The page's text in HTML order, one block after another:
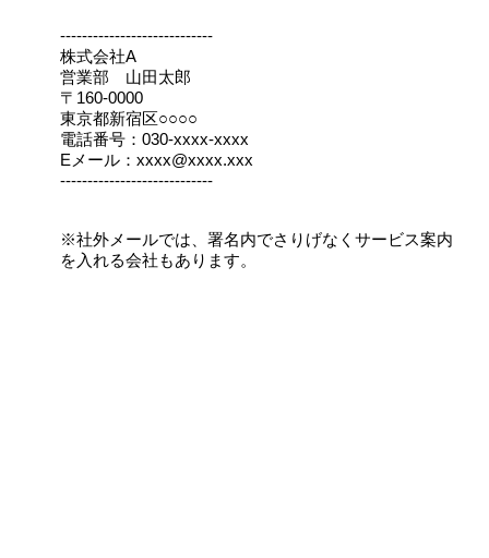
----------------------------
株式会社A
営業部 山田太郎
〒160-0000
東京都新宿区○○○○
電話番号：030-xxxx-xxxx
Eメール：xxxx@xxxx.xxx
----------------------------
※社外メールでは、署名内でさりげなくサービス案内
を入れる会社もあります。